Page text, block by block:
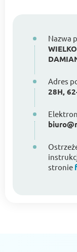
Nazwa
Adres
28H,
stronie